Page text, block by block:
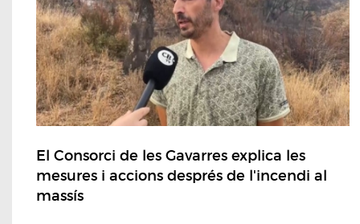
El Consorci de les Gavarres explica les
mesures i accions després de l'incendi al
massís